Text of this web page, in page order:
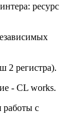
ресурс
2 регистра).
- CL works.
работы с